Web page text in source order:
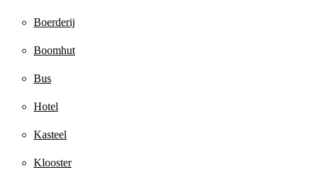
Boerderij
Boomhut
Bus
Hotel
Kasteel
Klooster